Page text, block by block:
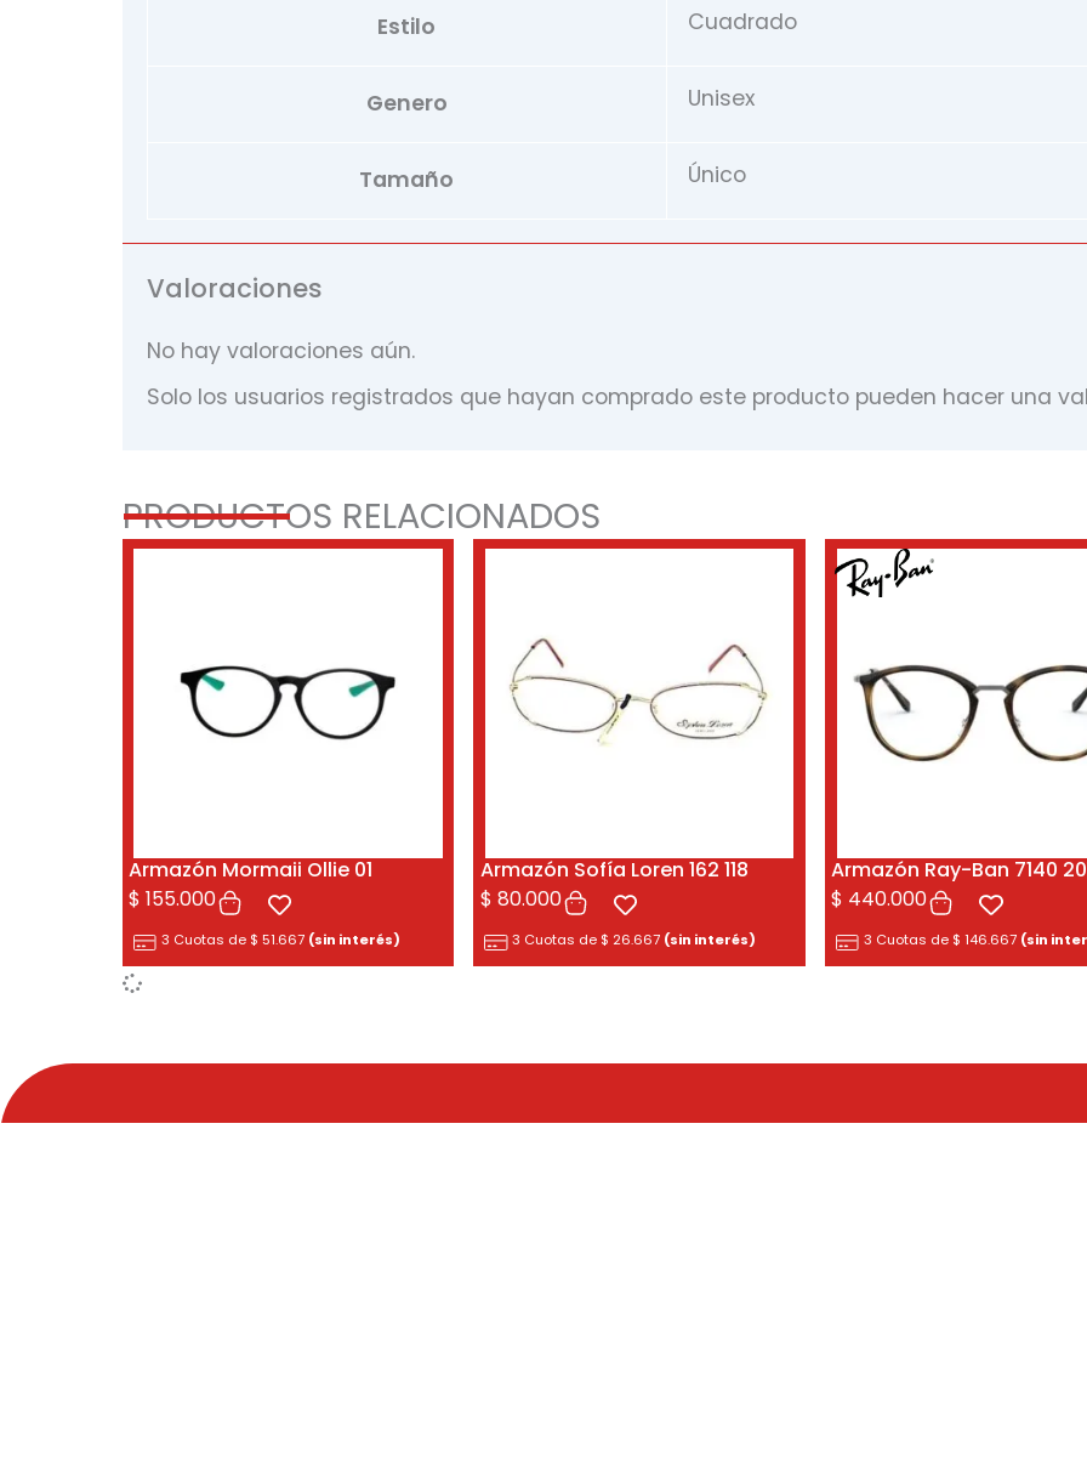
Estilo Cuadrado
Genero Unisex
Tamaño Único
Valoraciones
No hay valoraciones aún.
Solo los usuarios registrados que hayan comprado este producto pueden hacer una
PRODUCTOS RELACIONADOS
Armazón Mormaii Ollie 01
$ 155.000
3 Cuotas de $ 51.667 (sin interés)
Armazón Sofía Loren 162 118
$ 80.000
3 Cuotas de $ 26.667 (sin interés)
Armazón Ray-Ban 7140
$ 440.000
3 Cuotas de $ 146.667 (sin